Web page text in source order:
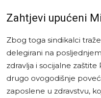
Zahtjevi upućeni
Zbog toga sindikalci
delegirani na
zdravlja i socijalne zaštite
drugo ovogodišnje
zaposlene u zdravstvu,